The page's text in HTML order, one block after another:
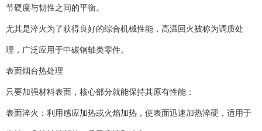
节硬度与韧性之间的平衡。
尤其是淬火为了获得良好的综合机械性能，高温回火被称为调质处
理，广泛应用于中碳钢轴类零件。
表面烟台热处理
只要加强材料表面，核心部分就能保持其原有性能：
表面淬火：利用感应加热或火焰加热，使表面迅速加热淬硬，适用于